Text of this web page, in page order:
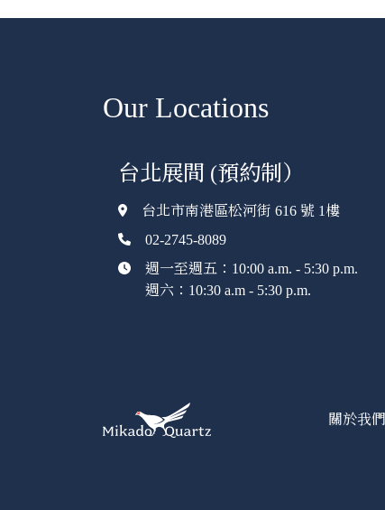
Our Locations
台北展間 (預約制）
台北市南港區松河街 616 號 1樓
02-2745-8089
週一至週五：10:00 a.m. - 5:30 p.m.
週六：10:30 a.m - 5:30 p.m.
關於我們